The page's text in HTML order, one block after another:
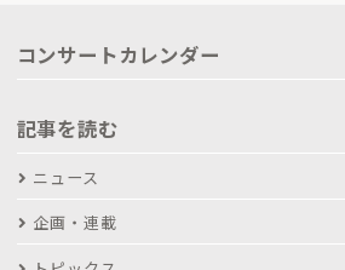
コンサートカレンダー
記事を読む
ニュース
企画・連載